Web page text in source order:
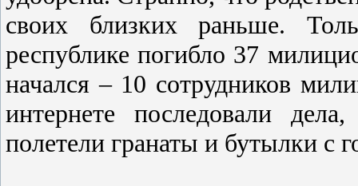
своих близких раньше.
республике погибло 37
начался – 10 сотрудников
интернете последовали
полетели гранаты и бутылки с